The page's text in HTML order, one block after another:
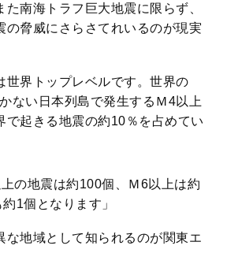
た南海トラフ巨大地震に限らず、
の脅威にさらさてれいるのが現実
世界トップレベルです。世界の
ない日本列島で発生するＭ4以上
で起きる地震の約10％を占めてい
の地震は約100個、Ｍ6以上は約
1個となります」
な地域として知られるのが関東エ